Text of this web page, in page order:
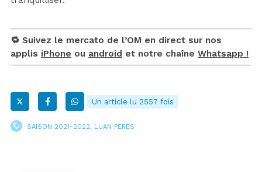
🔁 Suivez le mercato de l’OM en direct sur nos
applis iPhone ou android et notre chaîne Whatsapp !
Un article lu 2557 fois
SAISON 2021-2022, LUAN PERES